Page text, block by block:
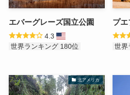
エバーグレーズ国立公園
4.3
世界ランキング 180位
プエ
世界
北アメリカ